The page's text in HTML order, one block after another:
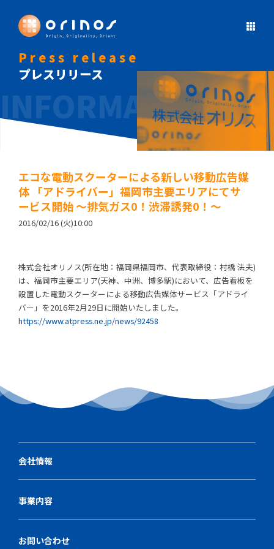
Press release
プレスリリース
エコな電動スクーターによる新しい移動広告媒
体 「アドライバー」福岡市主要エリアにてサ
ービス開始 ～排気ガス0！渋滞誘発0！～
2016/02/16 (火)10:00
株式会社オリノス(所在地：福岡県福岡市、代表取締役：村橋 法夫)
は、福岡市主要エリア(天神、中洲、博多駅)において、広告看板を
設置した電動スクーターによる移動広告媒体サービス「アドライ
バー」を2016年2月29日に開始いたしました。
https://www.atpress.ne.jp/news/92458
会社情報
事業内容
お問い合わせ